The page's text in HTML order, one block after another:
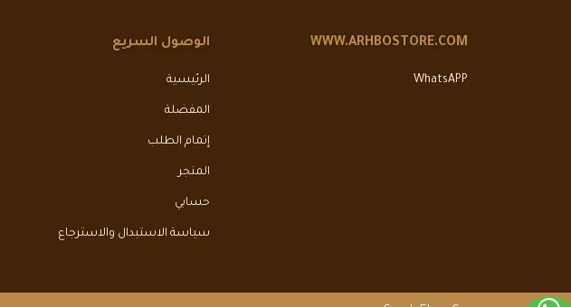
WWW.ARHBOSTORE.COM
WhatsAPP
الوصول السريع
الرئيسية
المفضلة
إتمام الطلب
المتجر
حسابي
سياسة الاستبدال والاسترجاع